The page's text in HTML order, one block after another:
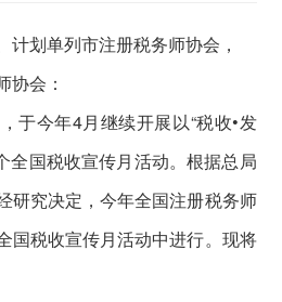
计划单列市注册税务师协会，
协会：
于今年4月继续开展以“税收•发
全国税收宣传月活动。根据总局
研究决定，今年全国注册税务师
国税收宣传月活动中进行。现将